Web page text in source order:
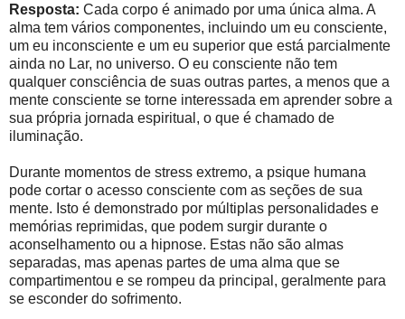
Resposta: Cada corpo é animado por uma única alma. A
alma tem vários componentes, incluindo um eu consciente,
um eu inconsciente e um eu superior que está parcialmente
ainda no Lar, no universo. O eu consciente não tem
qualquer consciência de suas outras partes, a menos que a
mente consciente se torne interessada em aprender sobre a
sua própria jornada espiritual, o que é chamado de
iluminação.
Durante momentos de stress extremo, a psique humana
pode cortar o acesso consciente com as seções de sua
mente. Isto é demonstrado por múltiplas personalidades e
memórias reprimidas, que podem surgir durante o
aconselhamento ou a hipnose. Estas não são almas
separadas, mas apenas partes de uma alma que se
compartimentou e se rompeu da principal, geralmente para
se esconder do sofrimento.